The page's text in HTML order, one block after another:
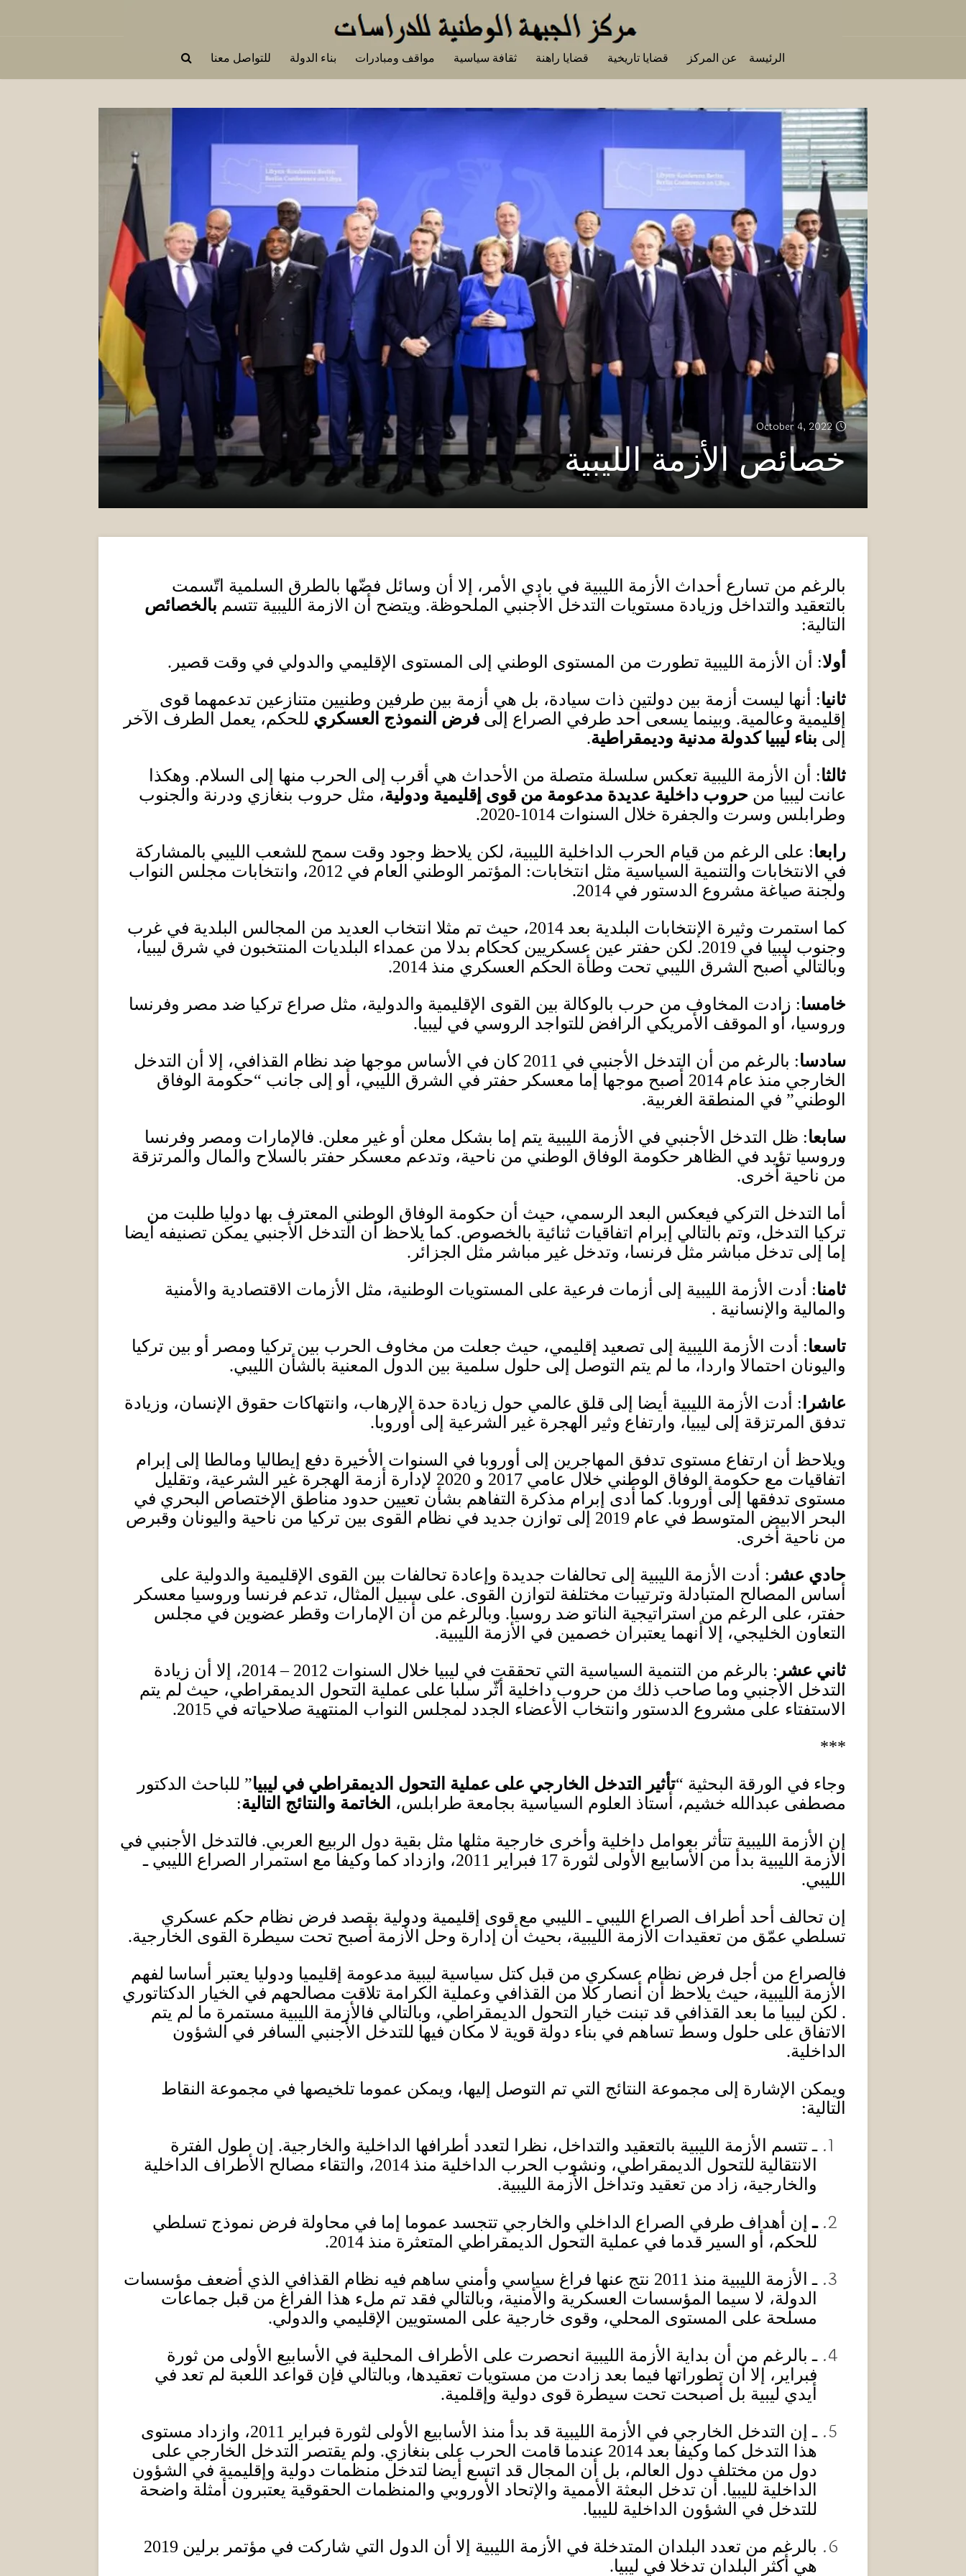
الرئيسة عن المركز قضايا تاريخية قضايا راهنة ثقافة سياسية مواقف ومبادرات بناء الدولة للتواصل معنا
October 4, 2022
خصائص الأزمة الليبية
بالرغم من تسارع أحداث الأزمة الليبية في بادي الأمر، إلا أن وسائل فضّها بالطرق السلمية اتّسمت
بالتعقيد والتداخل وزيادة مستويات التدخل الأجنبي الملحوظة. ويتضح أن الازمة الليبية تتسم بالخصائص
التالية:
أولا: أن الأزمة الليبية تطورت من المستوى الوطني إلى المستوى الإقليمي والدولي في وقت قصير .
ثانيا:
أنها ليست أزمة بين دولتين ذات سيادة، بل هي أزمة بين طرفين وطنيين متنازعين تدعمهما قوى
إقليمية وعالمية. وبينما يسعى أحد طرفي الصراع إلى فرض النموذج العسكري للحكم، يعمل الطرف الآخر
إلى بناء ليبيا كدولة مدنية وديمقراطية.
ثالثا: أن الأزمة الليبية تعكس سلسلة متصلة من الأحداث هي أقرب إلى الحرب منها إلى السلام. وهكذا
عانت ليبيا من حروب داخلية عديدة مدعومة من قوى إقليمية ودولية، مثل حروب بنغازي ودرنة والجنوب
وطرابلس وسرت والجفرة خلال السنوات 1014-2020.
رابعا: على الرغم من قيام الحرب الداخلية الليبية، لكن يلاحظ وجود وقت سمح للشعب الليبي بالمشاركة
في الانتخابات والتنمية السياسية مثل انتخابات: المؤتمر الوطني العام في 2012، وانتخابات مجلس النواب
ولجنة صياغة مشروع الدستور في 2014.
كما استمرت وثيرة الإنتخابات البلدية بعد 2014، حيث تم مثلا انتخاب العديد من المجالس البلدية في غرب
وجنوب ليبيا في 2019. لكن حفتر عين عسكريين كحكام بدلا من عمداء البلديات المنتخبون في شرق ليبيا،
وبالتالي أصبح الشرق الليبي تحت وطأة الحكم العسكري منذ 2014.
خامسا: زادت المخاوف من حرب بالوكالة بين القوى الإقليمية والدولية، مثل صراع تركيا ضد مصر وفرنسا
وروسيا، أو الموقف الأمريكي الرافض للتواجد الروسي في ليبيا.
سادسا: بالرغم من أن التدخل الأجنبي في 2011 كان في الأساس موجها ضد نظام القذافي، إلا أن التدخل
الخارجي منذ عام 2014 أصبح موجها إما معسكر حفتر في الشرق الليبي، أو إلى جانب “حكومة الوفاق
الوطني” في المنطقة الغربية.
سابعا: ظل التدخل الأجنبي في الأزمة الليبية يتم إما بشكل معلن أو غير معلن. فالإمارات ومصر وفرنسا
وروسيا تؤيد في الظاهر حكومة الوفاق الوطني من ناحية، وتدعم معسكر حفتر بالسلاح والمال والمرتزقة
من ناحية أخرى.
أما التدخل التركي فيعكس البعد الرسمي، حيث أن حكومة الوفاق الوطني المعترف بها دوليا طلبت من
تركيا التدخل، وتم بالتالي إبرام اتفاقيات ثنائية بالخصوص.كما يلاحظ أن التدخل الأجنبي يمكن تصنيفه أيضا
إما إلى تدخل مباشر مثل فرنسا، وتدخل غير مباشر مثل الجزائر .
ثامنا:
أدت الأزمة الليبية إلى أزمات فرعية على المستويات الوطنية، مثل الأزمات الاقتصادية والأمنية
والمالية والإنسانية .
تاسعا:
أدت الأزمة الليبية إلى تصعيد إقليمي، حيث جعلت من مخاوف الحرب بين تركيا ومصر أو بين تركيا
واليونان احتمالا واردا، ما لم يتم التوصل إلى حلول سلمية بين الدول المعنية بالشأن الليبي.
عاشرا :
أدت الأزمة الليبية أيضا إلى قلق عالمي حول زيادة حدة الإرهاب، وانتهاكات حقوق الإنسان، وزيادة
تدفق المرتزقة إلى ليبيا، وارتفاع وثير الهجرة غير الشرعية إلى أوروبا.
ويلاحظ أن ارتفاع مستوى تدفق المهاجرين إلى أوروبا في السنوات الأخيرة دفع إيطاليا ومالطا إلى إبرام
اتفاقيات مع حكومة الوفاق الوطني خلال عامي 2017 و 2020 لإدارة أزمة الهجرة غير الشرعية، وتقليل
مستوى تدفقها إلى أوروبا.كما أدى إبرام مذكرة التفاهم بشأن تعيين حدود مناطق الإختصاص البحري في
البحر الابيض المتوسط في عام 2019 إلى توازن جديد في نظام القوى بين تركيا من ناحية واليونان وقبرص
من ناحية أخرى.
حادي عشر :
أدت الأزمة الليبية إلى تحالفات جديدة وإعادة تحالفات بين القوى الإقليمية والدولية على
أساس المصالح المتبادلة وترتيبات مختلفة لتوازن القوى. على سبيل المثال، تدعم فرنسا وروسيا معسكر
حفتر، على الرغم من استراتيجية الناتو ضد روسيا. وبالرغم من أن الإمارات وقطر عضوين في مجلس
التعاون الخليجي، إلا أنهما يعتبران خصمين في الأزمة الليبية.
ثاني عشر : بالرغم من التنمية السياسية التي تحققت في ليبيا خلال السنوات 2012 – 2014
، إلا أن زيادة
التدخل الأجنبي وما صاحب ذلك من حروب داخلية أثّر سلبا على عملية التحول الديمقراطي، حيث لم يتم
الاستفتاء على مشروع الدستور وانتخاب الأعضاء الجدد لمجلس النواب المنتهية صلاحياته في 2015.
***
وجاء في الورقة البحثية “تأثير التدخل الخارجي على عملية التحول الديمقراطي في ليبيا” للباحث الدكتور
مصطفى عبدالله خشيم، أستاذ العلوم السياسية بجامعة طرابلس،
الخاتمة والنتائج التالية:
إن الأزمة الليبية تتأثر بعوامل داخلية وأخرى خارجية مثلها مثل بقية دول الربيع العربي. فالتدخل الأجنبي في
الأزمة الليبية بدأ من الأسابيع الأولى لثورة 17 فبراير 2011، وازداد كما وكيفا مع استمرار الصراع الليبي ـ
الليبي.
إن تحالف أحد أطراف الصراع الليبي ـ الليبي مع قوى إقليمية ودولية بقصد فرض نظام حكم عسكري
تسلطي عمّق من تعقيدات الأزمة الليبية، بحيث أن إدارة وحل الأزمة أصبح تحت سيطرة القوى الخارجية.
فالصراع من أجل فرض نظام عسكري من قبل كتل سياسية ليبية مدعومة إقليميا ودوليا يعتبر أساسا لفهم
الأزمة الليبية، حيث يلاحظ أن أنصار كلا من القذافي وعملية الكرامة تلاقت مصالحهم في الخيار الدكتاتوري
. لكن ليبيا ما بعد القذافي قد تبنت خيار التحول الديمقراطي، وبالتالي فالأزمة الليبية مستمرة ما لم يتم
الاتفاق على حلول وسط تساهم في بناء دولة قوية لا مكان فيها للتدخل الأجنبي السافر في الشؤون
الداخلية.
ويمكن الإشارة إلى مجموعة النتائج التي تم التوصل إليها، ويمكن عموما تلخيصها في مجموعة النقاط
التالية:
ـ تتسم الأزمة الليبية بالتعقيد والتداخل، نظرا لتعدد أطرافها الداخلية والخارجية.
إن طول الفترة
الانتقالية للتحول الديمقراطي، ونشوب الحرب الداخلية منذ 2014، والتقاء مصالح الأطراف الداخلية
والخارجية، زاد من تعقيد وتداخل الأزمة الليبية.
ـإن أهداف طرفي الصراع الداخلي والخارجي تتجسد عموما إما في محاولة فرض نموذج تسلطي
للحكم، أو السير قدما في عملية التحول الديمقراطي المتعثرة منذ 2014.
ـ الأزمة الليبية منذ 2011 نتج عنها فراغ سياسي وأمني ساهم فيه نظام القذافي الذي أضعف مؤسسات
الدولة، لا سيما المؤسسات العسكرية والأمنية، وبالتالي فقد تم ملء هذا الفراغ من قبل جماعات
مسلحة على المستوى المحلي، وقوى خارجية على المستويين الإقليمي والدولي.
ـ بالرغم من أن بداية الأزمة الليبية انحصرت على الأطراف المحلية في الأسابيع الأولى من ثورة
فبراير، إلا أن تطوراتها فيما بعد زادت من مستويات تعقيدها، وبالتالي فإن قواعد اللعبة لم تعد في
أيدي ليبية بل أصبحت تحت سيطرة قوى دولية وإقلمية.
ـ إن التدخل الخارجي في الأزمة الليبية قد بدأ منذ الأسابيع الأولى لثورة فبراير
2011، وازداد مستوى
هذا التدخل كما وكيفا بعد 2014 عندما قامت الحرب على بنغازي. ولم يقتصر التدخل الخارجي على
دول من مختلف دول العالم، بل أن المجال قد اتسع أيضا لتدخل منظمات دولية وإقليمية في الشؤون
الداخلية لليبيا.
أن تدخل البعثة الأممية والإتحاد الأوروبي والمنظمات الحقوقية يعتبرون أمثلة واضحة
للتدخل في الشؤون الداخلية لليبيا.
بالرغم من تعدد البلدان المتدخلة في الأزمة الليبية إلا أن الدول التي شاركت في مؤتمر برلين 2019
هي أكثر البلدان تدخلا في ليبيا.